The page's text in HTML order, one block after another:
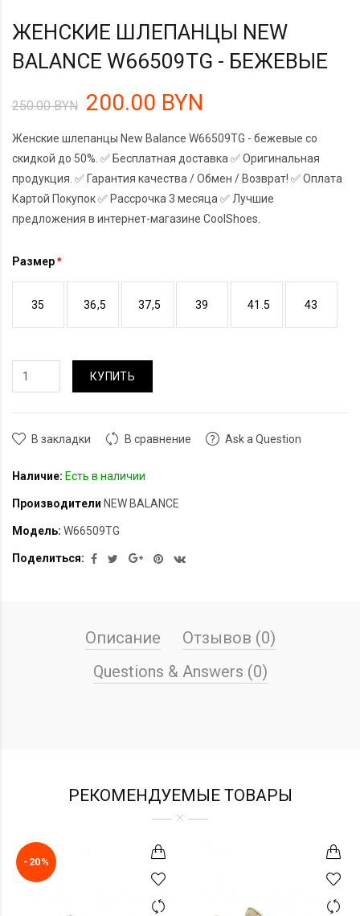
ЖЕНСКИЕ ШЛЕПАНЦЫ NEW
BALANCE W66509TG - БЕЖЕВЫЕ
250.00 BYN 200.00 BYN
Женские шлепанцы New Balance W66509TG - бежевые со
скидкой до 50%. ✅ Бесплатная доставка ✅ Оригинальная
продукция. ✅ Гарантия качества / Обмен / Возврат! ✅ Оплата
Картой Покупок ✅ Рассрочка 3 месяца ✅ Лучшие
предложения в интернет-магазине CoolShoes.
Размер
35 36,5 37,5 39 41.5 43
КУПИТЬ
В закладки В сравнение Ask a Question
Наличие: Есть в наличии
Производители NEW BALANCE
Модель: W66509TG
Поделиться:
Описание
Отзывов (0)
Questions & Answers (0)
РЕКОМЕНДУЕМЫЕ ТОВАРЫ
-20%